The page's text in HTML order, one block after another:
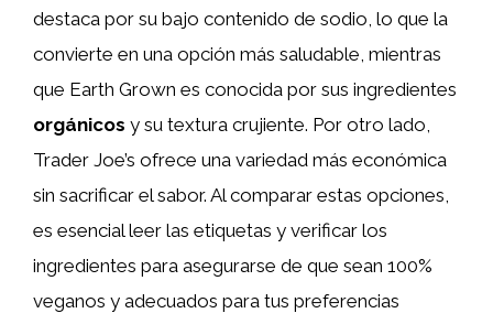
destaca por su bajo contenido de sodio, lo que la
convierte en una opción más saludable, mientras
que Earth Grown es conocida por sus ingredientes
orgánicos y su textura crujiente. Por otro lado,
Trader Joe’s ofrece una variedad más económica
sin sacrificar el sabor. Al comparar estas opciones,
es esencial leer las etiquetas y verificar los
ingredientes para asegurarse de que sean 100%
veganos y adecuados para tus preferencias